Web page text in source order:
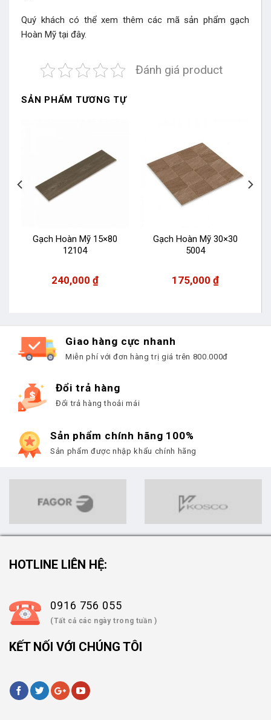
Quý khách có thể xem thêm các mã sản phẩm gạch
Hoàn Mỹ tại đây.
Đánh giá product
SẢN PHẨM TƯƠNG TỰ
Gạch Hoàn Mỹ 15×80
12104
240,000₫
Gạch Hoàn Mỹ 30×30
5004
175,000 ₫
Giao hàng cực nhanh
Miễn phí với đơn hàng trị giá trên 800.000đ
Đổi trả hàng
Đổi trả hàng thoải mái
Sản phẩm chính hãng 100%
Sản phẩm được nhập khẩu chính hãng
HOTLINE LIÊN HỆ:
0916 756 055
(Tất cả các ngày trong tuần )
KẾT NỐI VỚI CHÚNG TÔI